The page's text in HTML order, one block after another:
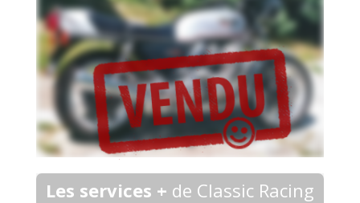
Les services + de Classic Racing